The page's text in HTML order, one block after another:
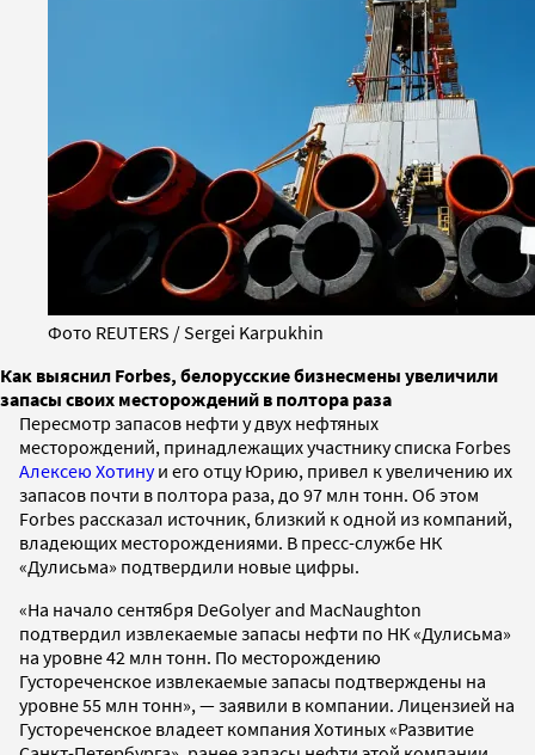
Фото REUTERS / Sergei Karpukhin
Как выяснил Forbes, белорусские бизнесмены увеличили
запасы своих месторождений в полтора раза
Пересмотр запасов нефти у двух нефтяных
месторождений, принадлежащих участнику списка Forbes
Алексею Хотинуи его отцу Юрию, привел к увеличению их
запасов почти в полтора раза, до 97 млн тонн. Об этом
Forbes рассказал источник, близкий к одной из компаний,
владеющих месторождениями. В пресс-службе НК
«Дулисьма» подтвердили новые цифры.
«На начало сентября DeGolyer and MacNaughton
подтвердил извлекаемые запасы нефти по НК «Дулисьма»
на уровне 42 млн тонн. По месторождению
Густореченское извлекаемые запасы подтверждены на
уровне 55 млн тонн», — заявили в компании. Лицензией на
Густореченское владеет компания Хотиных «Развитие